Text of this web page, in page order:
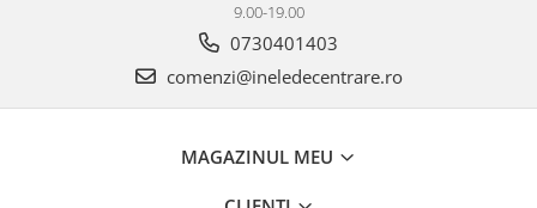
9.00-19.00
0730401403
comenzi@ineledecentrare.ro
MAGAZINUL MEU